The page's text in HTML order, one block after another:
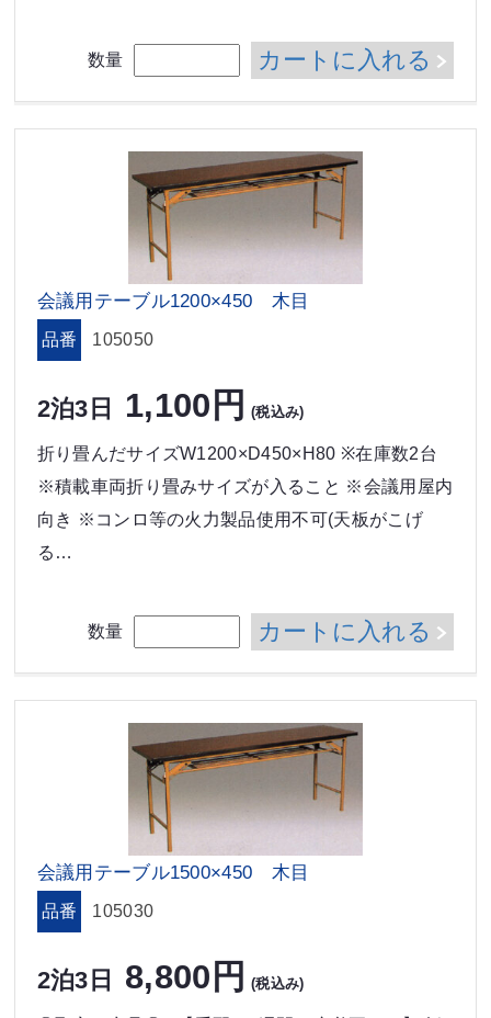
数量 カートに入れる
会議用テーブル1200×450 木目
品番 105050
2泊3日 1,100円 (税込み)
折り畳んだサイズW1200×D450×H80 ※在庫数2台
※積載車両折り畳みサイズが入ること ※会議用屋内
向き ※コンロ等の火力製品使用不可(天板がこげ
る…
数量 カートに入れる
会議用テーブル1500×450 木目
品番 105030
2泊3日 8,800円 (税込み)